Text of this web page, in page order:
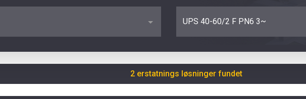
UPS 40-60/2 F PN6 3~
2 erstatnings løsninger fundet